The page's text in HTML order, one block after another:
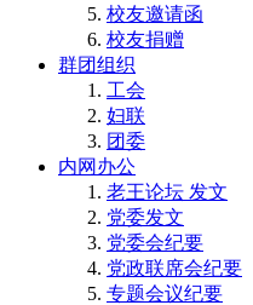
校友邀请函
校友捐赠
群团组织
工会
妇联
团委
内网办公
老王论坛 发文
党委发文
党委会纪要
党政联席会纪要
专题会议纪要